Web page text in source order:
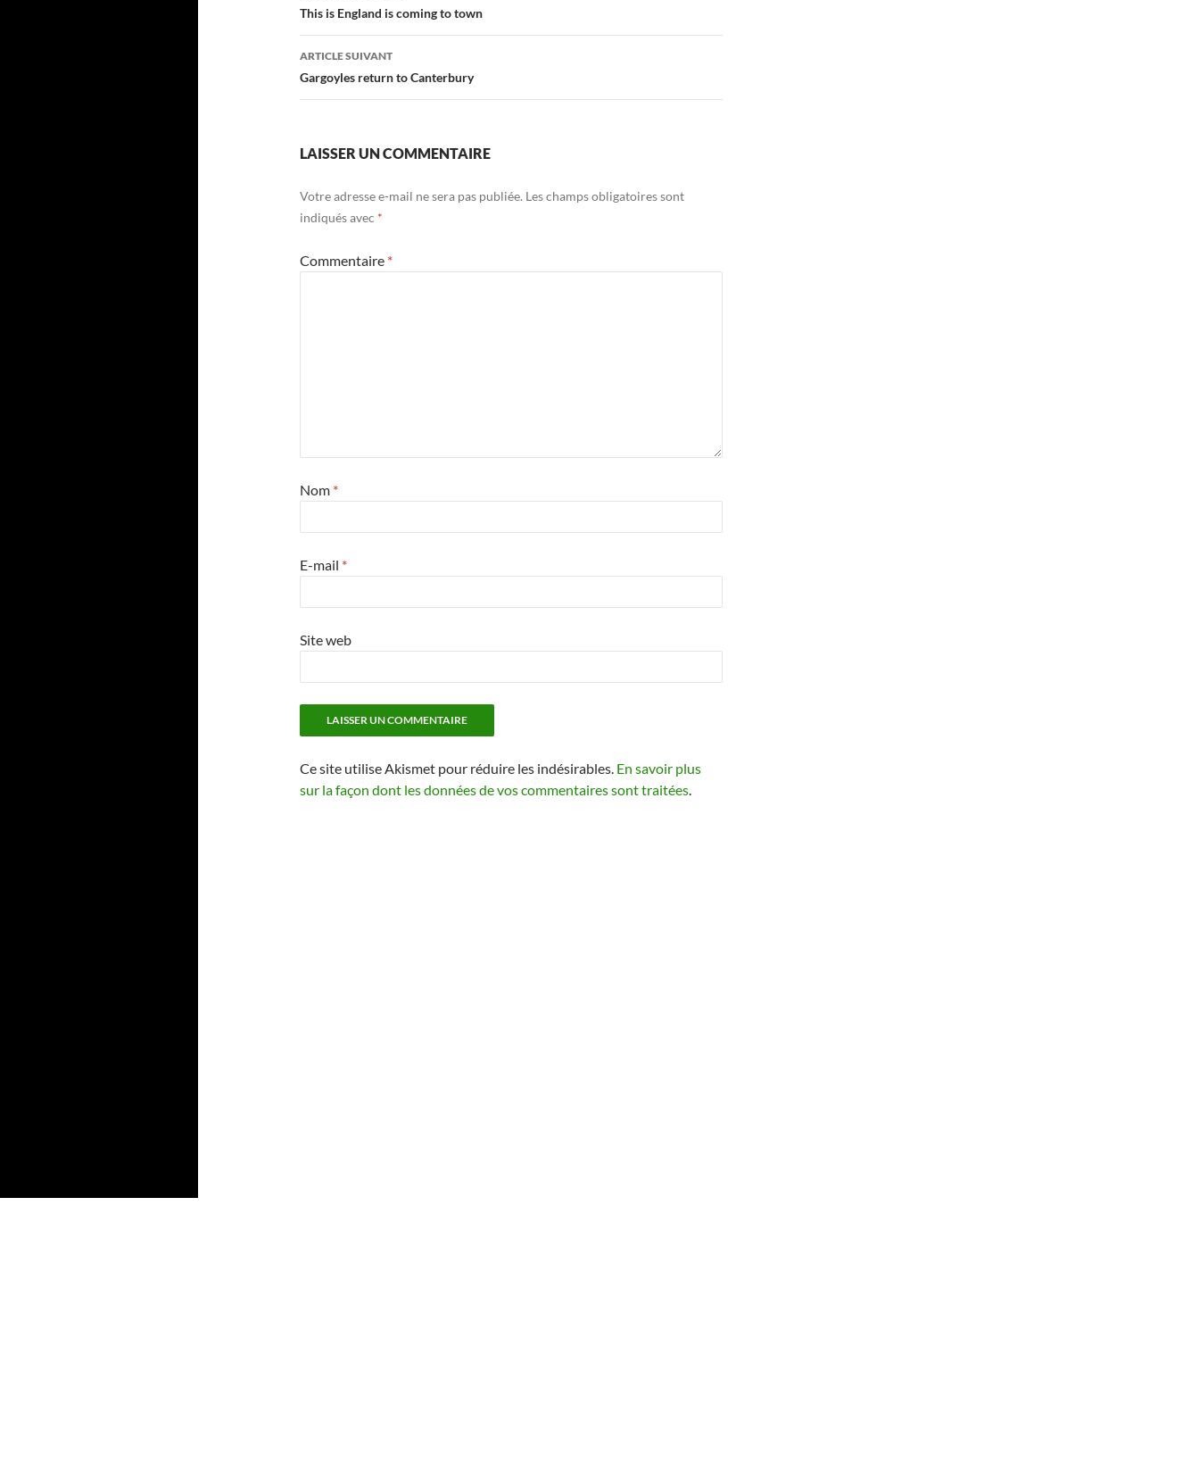
des
articles
This is England is coming to town
ARTICLE SUIVANT
Gargoyles return to Canterbury
LAISSER UN COMMENTAIRE
Votre adresse e-mail ne sera pas publiée. Les champs obligatoires sont
indiqués avec *
Commentaire *
Nom *
E-mail *
Site web
Ce site utilise Akismet pour réduire les indésirables. En savoir plus
sur la façon dont les données de vos commentaires sont traitées.